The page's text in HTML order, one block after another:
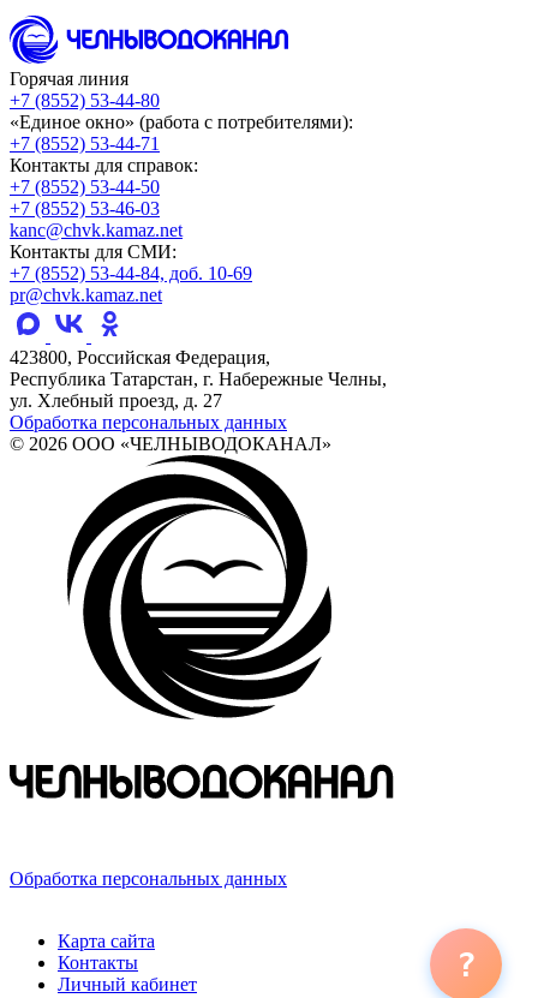
Горячая линия
+7 (8552) 53-44-80
«Единое окно» (работа с потребителями):
+7 (8552) 53-44-71
Контакты для справок:
+7 (8552) 53-44-50
+7 (8552) 53-46-03
kanc@chvk.kamaz.net
Контакты для СМИ:
+7 (8552) 53-44-84, доб. 10-69
pr@chvk.kamaz.net
423800, Российская Федерация,
Республика Татарстан, г. Набережные Челны,
ул. Хлебный проезд, д. 27
Обработка персональных данных
© 2026 ООО «ЧЕЛНЫВОДОКАНАЛ»
Обработка персональных данных
Карта сайта
Контакты
Личный кабинет
?